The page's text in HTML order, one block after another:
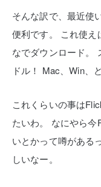
そんな訳で、最近使
便利です。
これ使え
なでダウンロード。
ドル！ Mac、Win、
これくらいの事は
たいわ。
なにやら今
いとかって噂がある
しいなー。